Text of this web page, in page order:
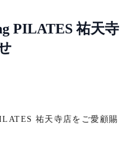
PILATES 祐天寺
祐天寺店をご愛顧賜